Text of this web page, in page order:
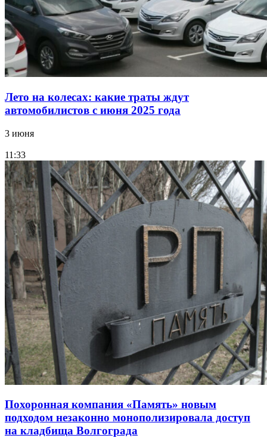
Лето на колесах: какие траты ждут
автомобилистов с июня 2025 года
3 июня
11:33
Похоронная компания «Память» новым
подходом незаконно монополизировала доступ
на кладбища Волгограда